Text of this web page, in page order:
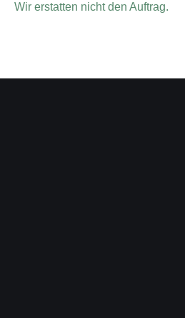
Wir erstatten nicht den Auftrag.